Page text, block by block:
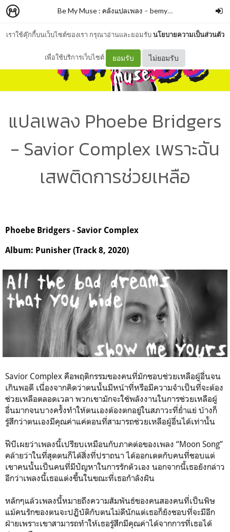
เราใช้คุ๊กกี้บนเว็บไซต์ของเรา กรุณาอ่านและยอมรับนโยบายความเป็นส่วนตัว
เพื่อใช้บริการเว็บไซต์ ยอมรับ ไม่ยอมรับ
Be My Muse : คลังแปลเพลง – bemymuse_
แปลเพลง Phoebe Bridgers
- Savior Complex เพราะฉัน
เสพติดการช่วยเหลือ
Phoebe Bridgers - Savior Complex
Album: Punisher (Track 8, 2020)
Savior Complex คือพฤติกรรมของคนที่มักชอบช่วยเหลือผู้อื่นจน
เกินพอดี เนื่องจากคิดว่าตนนั้นมีหน้าที่หรือมีความจำเป็นที่จะต้อง
ช่วยเหลือตลอดเวลา พวกเขามักจะใช้พลังงานในการช่วยเหลือผู้
อื่นมากจนบางครั้งทำให้ตนเองต้องตกอยู่ในสภาวะที่ย่ำแย่ บ้างก็
รู้สึกว่าตนเองมีคุณค่าแค่ตอนที่สามารถช่วยเหลือผู้อื่นได้เท่านั้น
ฟีบีเผยว่าเพลงนี้เปรียบเหมือนกับภาคต่อของเพลง “Moon Song”
คล้ายว่าในที่สุดตนก็ได้สิ่งที่ปราถนา ได้ออกเดตกับคนที่ชอบแต่
เขาคนนั้นเป็นคนที่มีปัญหาในการรักตัวเอง นอกจากนี้เธอยังกล่าว
อีกว่าเพลงนี้เธอแต่งขึ้นในขณะที่เธอกำลังฝัน
หลักๆแล้วเพลงนี้หมายถึงความสัมพันธ์ของคนสองคนที่เป็นพิษ
แม้คนรักของตนจะปฏิบัติกับตนไม่ดีนักแต่เธอก็ยังชอบที่จะมีอีก
ฝ่ายเพราะเขาสามารถทำให้เธอรู้สึกมีคุณค่าได้จากการที่เธอได้